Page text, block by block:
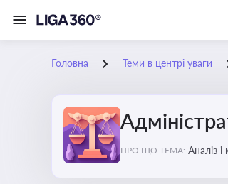
Головна Теми в центрі уваги
ПРО ЩО ТЕМА: Аналіз